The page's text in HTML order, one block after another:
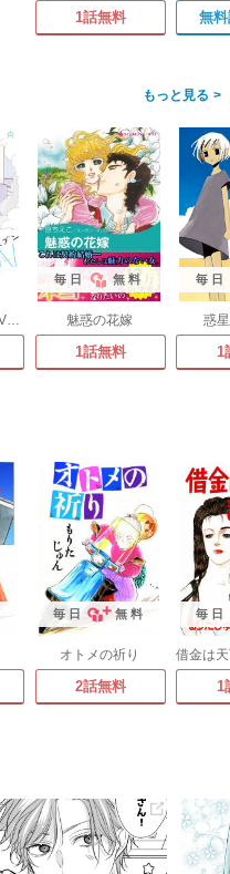
1話無料 無
>
BABY BLUE HEAVEN
毎日 無料
魅惑の花嫁
1話無料
毎日
惑
1
毎日 無料
オトメの祈り
2話無料
毎日
1